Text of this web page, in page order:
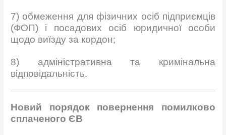
7) обмеження для фізичних осіб підприємців
(ФОП) і посадових осіб юридичної особи
щодо виїзду за кордон;
8) адміністративна та кримінальна
відповідальність.
Новий порядок повернення помилково
сплаченого ЄВ